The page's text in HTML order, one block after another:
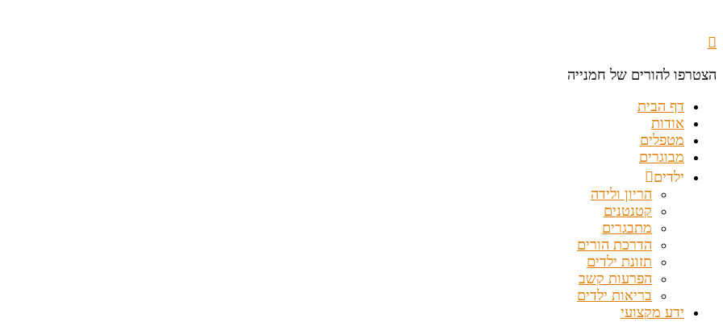
הצטרפו להורים של חמנייה
דף הבית
אודות
מטפלים
מבוגרים
ילדים
הריון ולידה
קטנטנים
מתבגרים
הדרכת הורים
תזונת ילדים
הפרעות קשב
בריאות ילדים
ידע מקצועי